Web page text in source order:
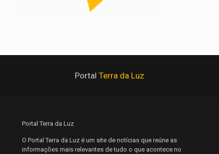
Portal Terra da Luz
Portal Terra da Luz
O Portal Terra da Luz é um site de notícias que reúne as
informações mais relevantes de tudo o que acontece no